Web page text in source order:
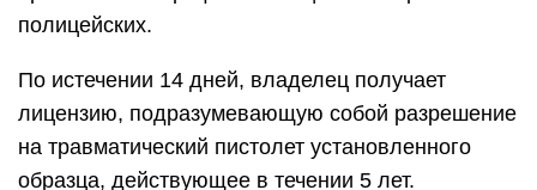
полицейских.
По истечении 14 дней, владелец получает
лицензию, подразумевающую собой разрешение
на травматический пистолет установленного
образца, действующее в течении 5 лет.